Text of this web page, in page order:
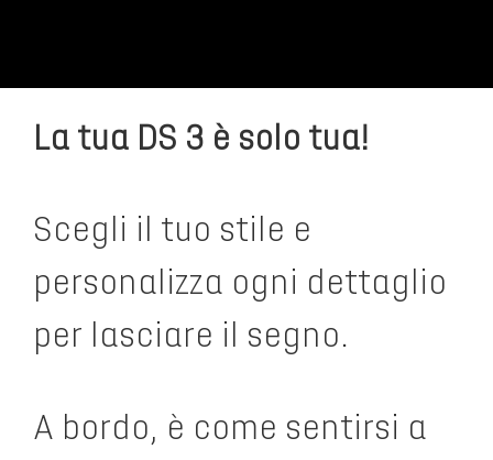
La tua DS 3 è solo tua!
Scegli il tuo stile e
personalizza ogni dettaglio
per lasciare il segno.
A bordo, è come sentirsi a